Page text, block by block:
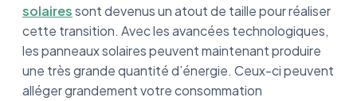
solairessont devenus un atout de taille pour réaliser
cette transition. Avec les avancées technologiques,
les panneaux solaires peuvent maintenant produire
une très grande quantité d’énergie. Ceux-ci peuvent
alléger grandement votre consommation